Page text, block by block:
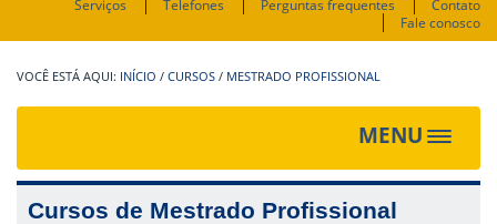
Serviços Telefones Perguntas frequentes
Contato
Fale conosco
INÍCIO / CURSOS / MESTRADO PROFISSIONAL
MENU
Toggle
Cursos de Mestrado Profissional